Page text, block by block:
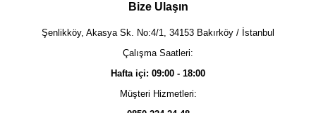
Bize Ulaşın
Şenlikköy, Akasya Sk. No:4/1, 34153 Bakırköy / İstanbul
Çalışma Saatleri:
Hafta içi: 09:00 - 18:00
Müşteri Hizmetleri: